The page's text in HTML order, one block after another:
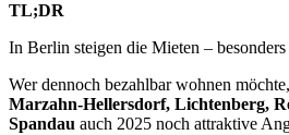
TL;DR
In Berlin steigen die Mieten –
Wer dennoch bezahlbar wohnen
Marzahn-Hellersdorf, Lichtenberg,
Spandau auch 2025 noch attraktive